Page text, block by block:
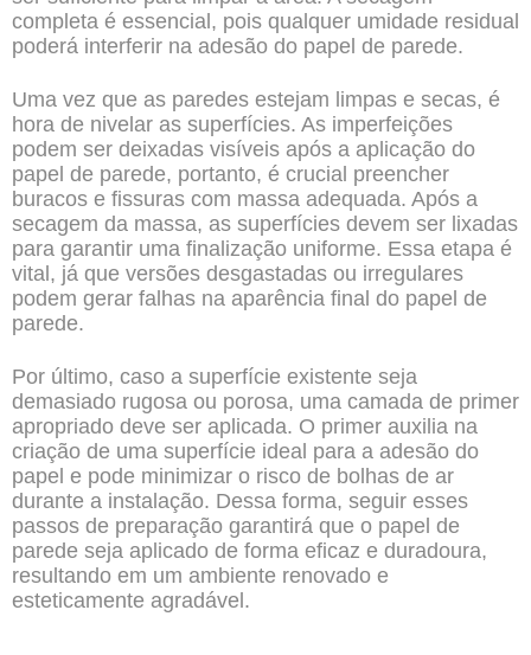
completa é essencial, pois qualquer umidade residual
poderá interferir na adesão do papel de parede.
Uma vez que as paredes estejam limpas e secas, é
hora de nivelar as superfícies. As imperfeições
podem ser deixadas visíveis após a aplicação do
papel de parede, portanto, é crucial preencher
buracos e fissuras com massa adequada. Após a
secagem da massa, as superfícies devem ser lixadas
para garantir uma finalização uniforme. Essa etapa é
vital, já que versões desgastadas ou irregulares
podem gerar falhas na aparência final do papel de
parede.
Por último, caso a superfície existente seja
demasiado rugosa ou porosa, uma camada de primer
apropriado deve ser aplicada. O primer auxilia na
criação de uma superfície ideal para a adesão do
papel e pode minimizar o risco de bolhas de ar
durante a instalação. Dessa forma, seguir esses
passos de preparação garantirá que o papel de
parede seja aplicado de forma eficaz e duradoura,
resultando em um ambiente renovado e
esteticamente agradável.